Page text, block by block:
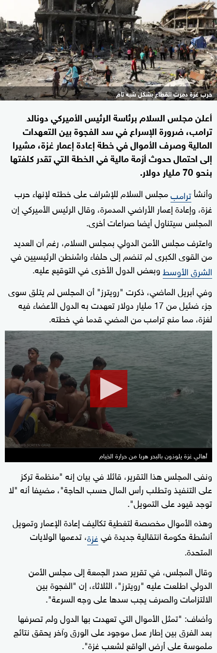
حرب غزة دمرت القطاع بشكل شبه تام
أعلن مجلس السلام برئاسة الرئيس الأميركي دونالد
ترامب، ضرورة الإسراع في سد الفجوة بين التعهدات
المالية وصرف الأموال في خطة إعادة إعمار غزة، ⁠مشيرا
إلى احتمال حدوث أزمة مالية في الخطة التي تقدر كلفتها
بنحو 70 مليار دولار.
وأنشأترامبمجلس السلام للإشراف على خطته لإنهاء حرب
غزة، وإعادة إعمار الأراضي المدمرة، وقال الرئيس الأميركي إن
المجلس سيتناول أيضا صراعات أخرى.
واعترف مجلس الأمن الدولي بمجلس السلام، رغم أن العديد
من القوى الكبرى لم تنضم إلى حلفاء واشنطن الرئيسيين في
الشرق الأوسطوبعض الدول الأخرى في التوقيع عليه.
وفي أبريل الماضي، ذكرت "رويترز" أن المجلس لم يتلق سوى
‌جزء ضئيل من 17 مليار دولار تعهدت به الدول الأعضاء فيه
لغزة، مما منع ترامب من المضي قدما في خطته.
0
seconds
of
2
minutes,
23
seconds
أهالي غزة يلوذون بالبحر هربا من حرارة الخيام
ونفى المجلس هذا التقرير، قائلا في بيان ‌إنه "منظمة تركز
على التنفيذ وتطلب رأس ‌المال حسب الحاجة"، مضيفا أنه "لا
توجد قيود على التمويل".
وهذه الأموال مخصصة لتغطية تكاليف إعادة الإعمار وتمويل
أنشطة حكومة انتقالية جديدة فيغزة، تدعمها الولايات
المتحدة.
وقال المجلس، في تقرير صدر الجمعة إلى مجلس الأمن
الدولي اطلعت عليه "رويترز"، الثلاثاء، إن "الفجوة بين
الالتزامات والصرف يجب سدها على وجه السرعة".
وأضاف: "تمثل الأموال التي تعهدت بها ‌الدول ولم تصرفها
بعد الفرق بين إطار عمل موجود على الورق ‌وآخر يحقق نتائج
ملموسة على ⁠أرض الواقع لشعب غزة".